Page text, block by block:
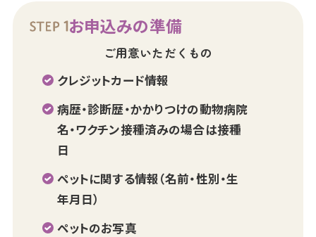
お申込みの準備
ご用意いただくもの
クレジットカード情報
病歴・診断歴・かかりつけの動物病院
名・ワクチン接種済みの場合は接種
日
ペットに関する情報（名前・性別・生
年月日）
ペットのお写真